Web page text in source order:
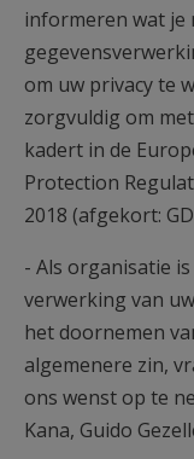
informeren wat je
om uw privacy te
zorgvuldig om
kadert in de
Protection
2018 (afgekort:
- Als organisatie
verwerking van
het doornemen
algemenere zin,
ons wenst op te
Kana, Guido